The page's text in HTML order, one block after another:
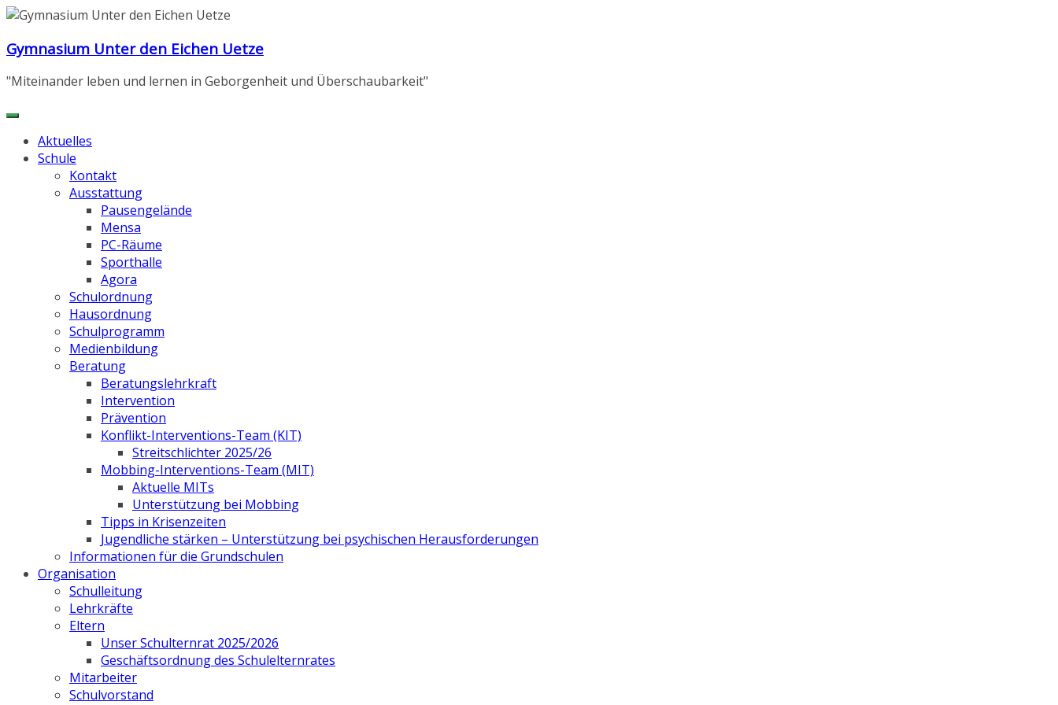
Zum
springen
Gymnasium Unter den Eichen Uetze
"Miteinander leben und lernen in Geborgenheit und Überschaubarkeit"
Aktuelles
Schule
Kontakt
Ausstattung
Pausengelände
Mensa
PC-Räume
Sporthalle
Agora
Schulordnung
Hausordnung
Schulprogramm
Medienbildung
Beratung
Beratungslehrkraft
Intervention
Prävention
Konflikt-Interventions-Team (KIT)
Streitschlichter 2025/26
Mobbing-Interventions-Team (MIT)
Aktuelle MITs
Unterstützung bei Mobbing
Tipps in Krisenzeiten
Jugendliche stärken – Unterstützung bei psychischen Herausforderungen
Informationen für die Grundschulen
Organisation
Schulleitung
Lehrkräfte
Eltern
Unser Schulternrat 2025/2026
Geschäftsordnung des Schulelternrates
Mitarbeiter
Schulvorstand